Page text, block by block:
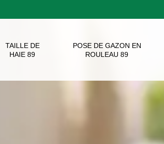
TAILLE DE
HAIE 89
POSE DE GAZON EN
ROULEAU 89